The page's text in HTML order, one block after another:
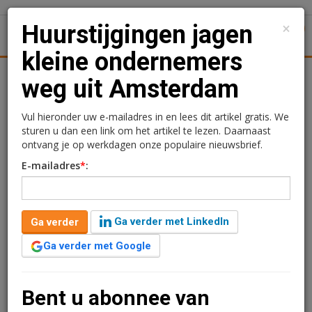
Uitgelicht Woningmarkt
Huurstijgingen jagen
kleine ondernemers weg
uit Amsterdam
Kimberly Camu
13 augustus 2018 om 11:12
8 jaar geleden aangepast
2 minuten leestijd
De stijgende huurprijzen in de Amsterdamse
MKB-Amsterdam, Koninklijke Horeca Nederland en de
×
Huurstijgingen jagen
kleine ondernemers
weg uit Amsterdam
Vul hieronder uw e-mailadres in en lees dit artikel gratis. We
sturen u dan een link om het artikel te lezen. Daarnaast
ontvang je op werkdagen onze populaire nieuwsbrief.
E-mailadres*:
Ga verder
Ga verder met LinkedIn
Ga verder met Google
Bent u abonnee van